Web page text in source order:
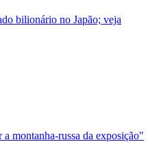
bilionário no Japão; veja
montanha-russa da exposição"